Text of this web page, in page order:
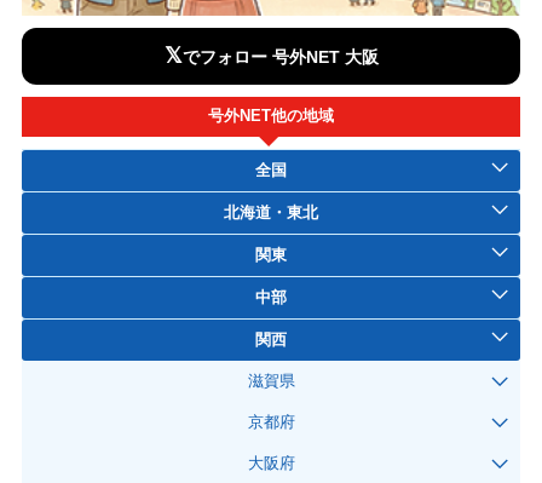
𝕏でフォロー 号外NET 大阪
号外NET他の地域
全国
北海道・東北
関東
中部
関西
滋賀県
京都府
大阪府